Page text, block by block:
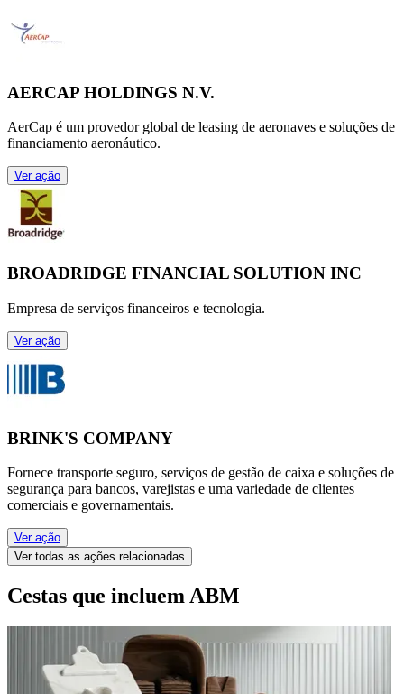
AERCAP HOLDINGS N.V.
AerCap é um provedor global de leasing de aeronaves e soluções de
financiamento aeronáutico.
Ver ação
BROADRIDGE FINANCIAL SOLUTION INC
Empresa de serviços financeiros e tecnologia.
Ver ação
BRINK'S COMPANY
Fornece transporte seguro, serviços de gestão de caixa e soluções de
segurança para bancos, varejistas e uma variedade de clientes
comerciais e governamentais.
Ver ação
Ver todas as ações relacionadas
Cestas que incluem ABM